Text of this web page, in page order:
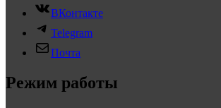
ВКонтакте
Telegram
Почта
Режим работы